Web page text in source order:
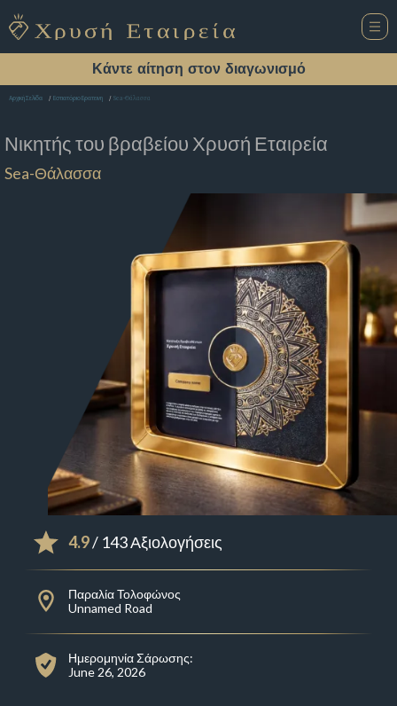
Κάντε αίτηση στον διαγωνισμό
Αρχική Σελίδα Εστιατόριο Ερατεινη Sea-Θάλασσα
Νικητής του βραβείου Χρυσή Εταιρεία
Sea-Θάλασσα
4.9/ 143 Αξιολογήσεις
Παραλία Τολοφώνος
Unnamed Road
Ημερομηνία Σάρωσης:
June 26, 2026